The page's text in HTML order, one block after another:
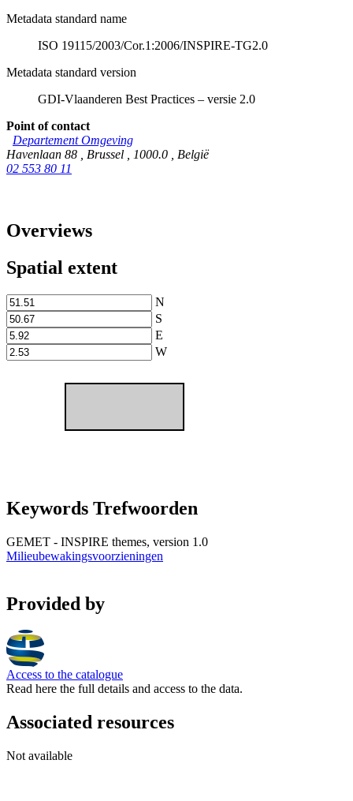
Metadata standard name
ISO 19115/2003/Cor.1:2006/INSPIRE-TG2.0
Metadata standard version
GDI-Vlaanderen Best Practices – versie 2.0
Point of contact
Departement Omgeving
Havenlaan 88
Brussel 1000.0
België
02 553 80 11
Overviews
Spatial extent
N
S
E
W
Keywords Trefwoorden
GEMET - INSPIRE themes, version 1.0
Milieubewakingsvoorzieningen
Provided by
Access to the catalogue
Read here the full details and access to the data.
Associated resources
Not available